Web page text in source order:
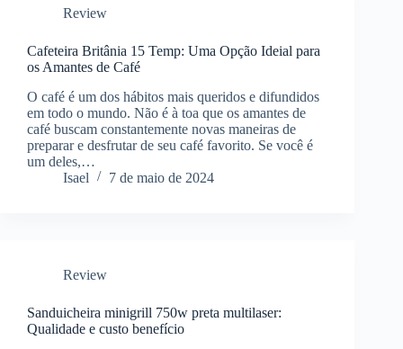
Review
Cafeteira Britânia 15 Temp: Uma Opção Ideial para
os Amantes de Café
O café é um dos hábitos mais queridos e difundidos
em todo o mundo. Não é à toa que os amantes de
café buscam constantemente novas maneiras de
preparar e desfrutar de seu café favorito. Se você é
um deles,…
Isael
7 de maio de 2024
Review
Sanduicheira minigrill 750w preta multilaser:
Qualidade e custo benefício